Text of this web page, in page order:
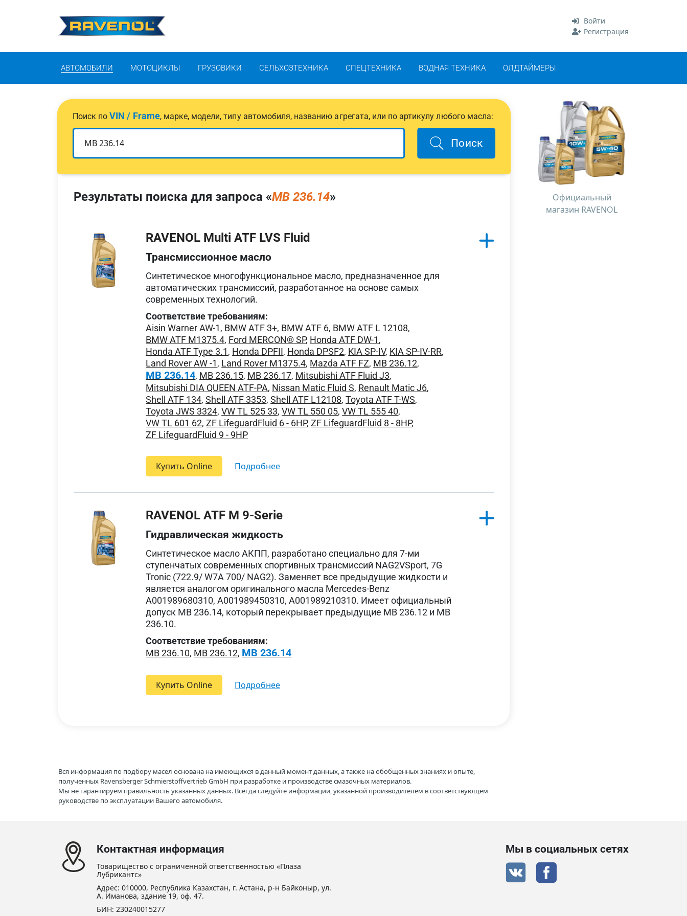
Войти
Регистрация
АВТОМОБИЛИ МОТОЦИКЛЫ ГРУЗОВИКИ СЕЛЬХОЗТЕХНИКА СПЕЦТЕХНИКА ВОДНАЯ ТЕХНИКА ОЛДТАЙМЕРЫ
Поиск поVIN / Frame, марке, модели, типу автомобиля, названию агрегата, или по артикулу любого масла:
Поиск
Результаты поиска для запроса «MB 236.14»
RAVENOL Multi ATF LVS Fluid
Трансмиссионное масло
Синтетическое многофункциональное масло, предназначенное для
автоматических трансмиссий, разработанное на основе самых
современных технологий.
Соответствие требованиям:
Aisin Warner AW-1, BMW ATF 3+, BMW ATF 6, BMW ATF L 12108,
BMW ATF M1375.4, Ford MERCON® SP, Honda ATF DW-1,
Honda ATF Type 3.1, Honda DPFII, Honda DPSF2, KIA SP-IV, KIA SP-IV-RR,
Land Rover AW -1, Land Rover M1375.4, Mazda ATF FZ, MB 236.12,
MB 236.14, MB 236.15, MB 236.17, Mitsubishi ATF Fluid J3,
Mitsubishi DIA QUEEN ATF-PA, Nissan Matic Fluid S, Renault Matic J6,
Shell ATF 134,Shell ATF 3353,Shell ATF L12108,Toyota ATF T-WS,
Toyota JWS 3324,VW TL 525 33,VW TL 550 05,VW TL 555 40,
VW TL 601 62,ZF LifeguardFluid 6 - 6HP,ZF LifeguardFluid 8 - 8HP,
ZF LifeguardFluid 9 - 9HP
Купить Online подробнее
RAVENOL ATF M 9-Serie
Гидравлическая жидкость
Синтетическое масло АКПП, разработано специально для 7-ми
ступенчатых современных спортивных трансмиссий NAG2VSport, 7G
Tronic (722.9/ W7A 700/ NAG2). Заменяет все предыдущие жидкости и
является аналогом оригинального масла Mercedes-Benz
A001989680310, A001989450310, A001989210310. Имеет официальный
допуск MB 236.14, который перекрывает предыдущие MB 236.12 и MB
236.10.
Соответствие требованиям:
MB 236.10, MB 236.12, MB 236.14
Купить Online подробнее
Официальный
магазин RAVENOL
Вся информация по подбору масел основана на имеющихся в данный момент данных, а также на обобщенных знаниях и опыте,
полученных Ravensberger Schmierstoffvertrieb GmbH при разработке и производстве смазочных материалов.
Мы не гарантируем правильность указанных данных. Всегда следуйте информации, указанной производителем в соответствующем
руководстве по эксплуатации Вашего автомобиля.
Контактная информация
Товарищество с ограниченной ответственностью «Плаза
Лубрикантс»
Адрес: 010000, Республика Казахстан, г. Астана, р-н Байконыр, ул.
А. Иманова, здание 19, оф. 47.
БИН: 230240015277
Мы в социальных сетях